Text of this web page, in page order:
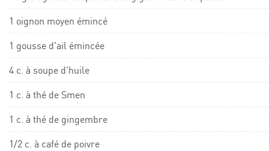
1 oignon moyen émincé
1 gousse d'ail émincée
4 c. à soupe d'huile
1 c. à thé de Smen
1 c. à thé de gingembre
1/2 c. à café de poivre